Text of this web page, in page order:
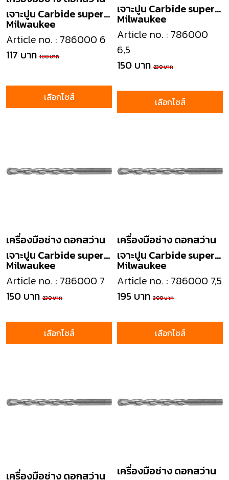
Milwaukee
เจาะปูน Carbide super
masonry drill
Article no. : 786000 6
117 บาท 180 บาท
เลือกไซส์
Milwaukee
เจาะปูน Carbide super
masonry drill
Article no. : 786000
6,5
150 บาท 230 บาท
เลือกไซส์
Milwaukee
เครื่องมือช่าง ดอกสว่าน
เจาะปูน Carbide super
masonry drill
Article no. : 786000 7
150 บาท 230 บาท
เลือกไซส์
Milwaukee
เครื่องมือช่าง ดอกสว่าน
เจาะปูน Carbide super
masonry drill
Article no. : 786000 7,5
195 บาท 300 บาท
เลือกไซส์
เครื่องมือช่าง ดอกสว่าน
เครื่องมือช่าง ดอกสว่าน